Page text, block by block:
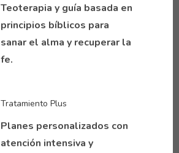
Teoterapia y guía basada en
principios bíblicos para
sanar el alma y recuperar la
fe.
Tratamiento Plus
Planes personalizados con
atención intensiva y